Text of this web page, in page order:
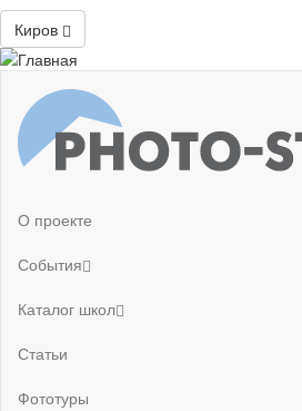
Киров
О проекте
События
Каталог школ
Статьи
Фототуры